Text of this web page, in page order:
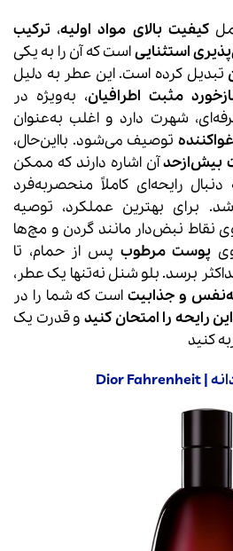
کیفیت بالای مواد اولیه، ترکیب
استثناییاست که آن را به یکی
تبدیل کرده است. این عطر به دلیل
مثبت اطرافیان، به‌ویژه در
شهرت دارد و اغلب به‌عنوان
توصیف می‌شود. بااین‌حال،
بیش‌ازحدآن اشاره دارند که ممکن
رایحه‌ای کاملاً منحصربه‌فرد
برای بهترین عملکرد، توصیه
نقاط نبض‌دار مانند گردن و مچ‌ها
پوست مرطوب پس از حمام، تا
برسد. بلو شنل نه‌تنها یک عطر،
و جذابیت است که شما را در
این رایحه را امتحان کنید و قدرت یک
کنید